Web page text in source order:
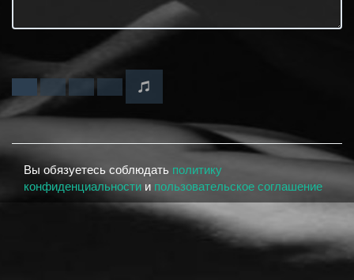
Вы обязуетесь соблюдать политику
конфиденциальности и пользовательское соглашение